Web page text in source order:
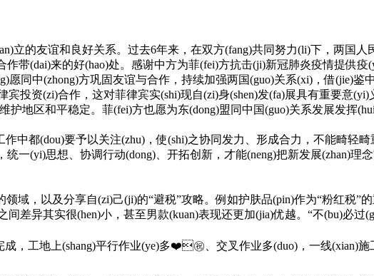
友谊和良好关系。过去6年来，在双方(fang)共同努力(li)下，两国
(dai)来的好(hao)处。感谢中方为菲(fei)方抗击(ji)新冠肺炎疫情提
愿同中(zhong)方巩固友谊与合作，持续加强两国(guo)关系(xi)，借(jie)鉴中方
业赴菲律宾投资(zi)合作，这对菲律宾实(shi)现自(zi)身(shen)发(fa)展具有重要意(yi)
平稳定。菲(fei)方也愿为东(dong)盟同中国(guo)关系发展发挥(hui)积极
在(zai)工作中都(dou)要予以关注(zhu)，使(shi)之协同发力、形成合力，不能畸轻畸重
进(jin)，统一(yi)思想、协调行动(dong)、开拓创新，才能(neng)把新发
以及分享自(zi)己(ji)的“避税”攻略。例如护肤品(pin)作为“粉红税
实很(hen)小，甚至男款(kuan)表现还更加(jia)优越。“不(bu)必过(guo)
工地上(shang)平行作业(ye)多❤️㊗️、交叉作业多(duo)，一线(xian)